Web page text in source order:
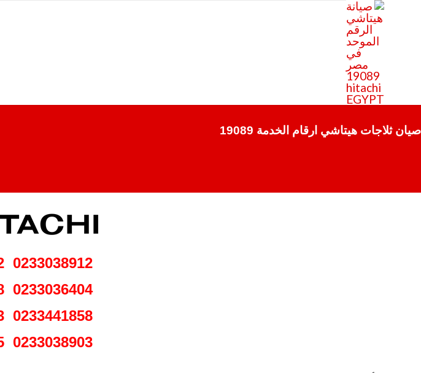
Skip
to
content
صيان ثلاجات هيتاشي ارقام الخدمة 19089
0233038912 0233448282
0233036404 0233036508
0233441858 0233041213
0233038903 0233023745